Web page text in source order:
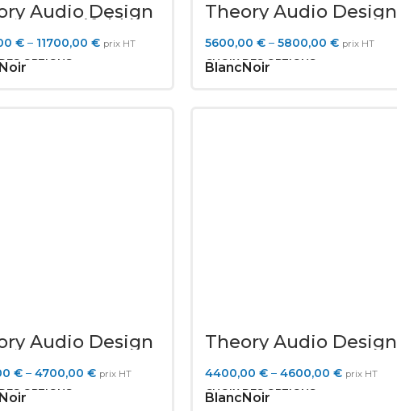
Audio Design
Manifold
€– 11700,00 € prix HT
OPTIONS
Noir
Theory Audio Design
SR-212LF
5600,00 €– 5800,00 € prix HT
CHOIX DES OPTIONS
BlancNoir
Audio Design
€– 4700,00 € prix HT
OPTIONS
Noir
Theory Audio Design
SR-112.2
4400,00 €– 4600,00 € prix HT
CHOIX DES OPTIONS
BlancNoir